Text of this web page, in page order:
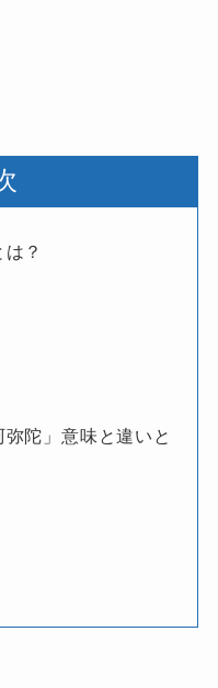
？
弥陀」意味と違いと